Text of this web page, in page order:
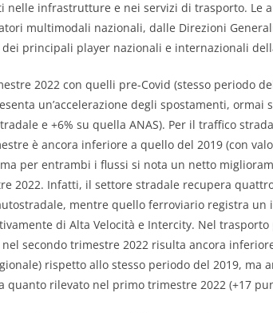
nelle infrastrutture e nei servizi di trasporto. Le
multimodali nazionali, dalle Direzioni
principali player nazionali e internazionali
2022 con quelli pre-Covid (stesso periodo
un’accelerazione degli spostamenti, ormai
e +6% su quella ANAS). Per il traffico
è ancora inferiore a quello del 2019 (con
per entrambi i flussi si nota un netto
2022. Infatti, il settore stradale recupera
mentre quello ferroviario registra un
di Alta Velocità e Intercity. Nel trasporto
secondo trimestre 2022 risulta ancora
rispetto allo stesso periodo del 2019, ma
quanto rilevato nel primo trimestre 2022 (+17